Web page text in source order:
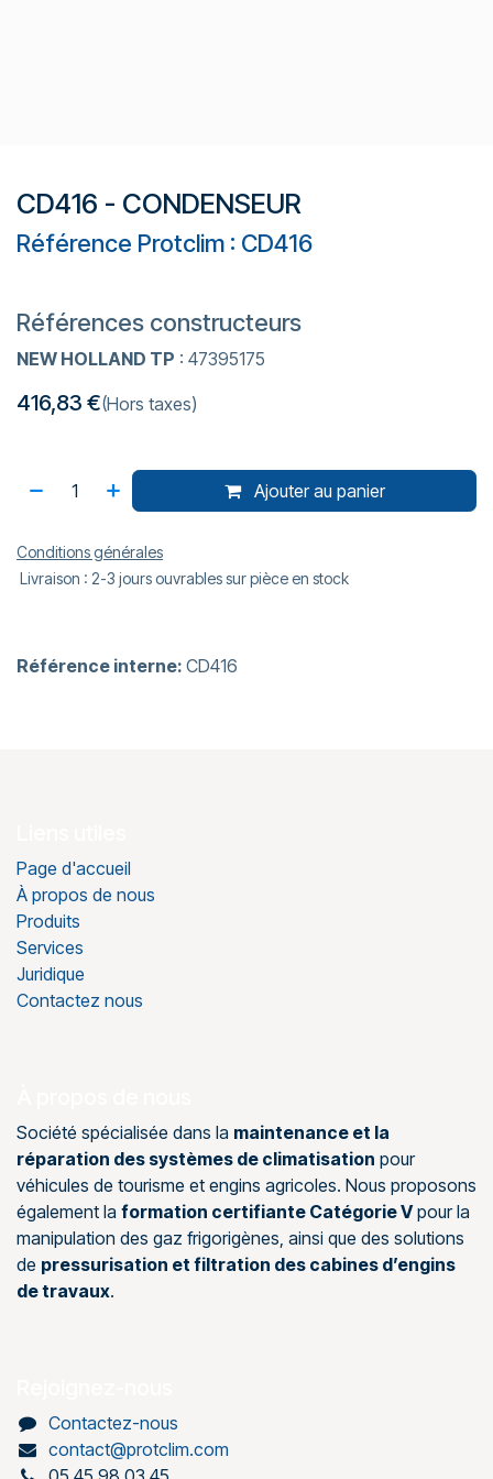
CD416 - CONDENSEUR
Référence Protclim : CD416
Références constructeurs
NEW HOLLAND TP : 47395175
416,83 €(Hors taxes)
Ajouter au panier
Conditions générales
Livraison : 2-3 jours ouvrables sur pièce en stock
Référence interne: CD416
Page d'accueil
À propos de nous
Produits
Services
Juridique
Contactez nous
Société spécialisée dans la maintenance et la
réparation des systèmes de climatisation pour
véhicules de tourisme et engins agricoles. Nous proposons
également la formation certifiante Catégorie Vpour la
manipulation des gaz frigorigènes, ainsi que des solutions
de pressurisation et filtration des cabines d’engins
de travaux.
Contactez-nous
contact@protclim.com